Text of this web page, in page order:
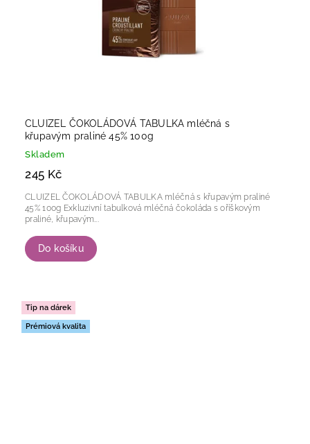
CLUIZEL ČOKOLÁDOVÁ TABULKA mléčná s
křupavým praliné 45% 100g
Skladem
245 Kč
Do košíku
CLUIZEL ČOKOLÁDOVÁ TABULKA mléčná s křupavým praliné
45% 100g Exkluzivní tabulková mléčná čokoláda s oříškovým
praliné, křupavým...
Tip na dárek
Prémiová kvalita